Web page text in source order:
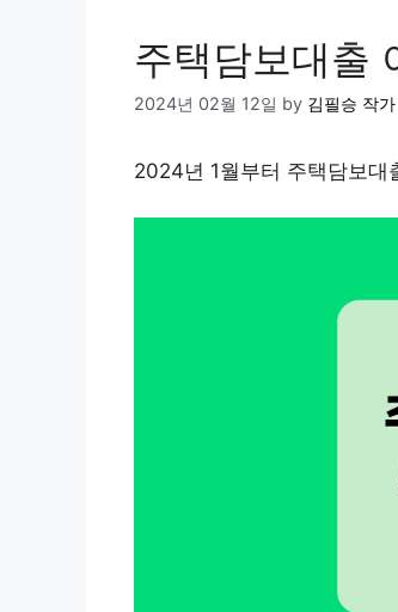
주택담보대출
2024년 02월 12일 by 김필승 작가
2024년 1월부터 주택담보대